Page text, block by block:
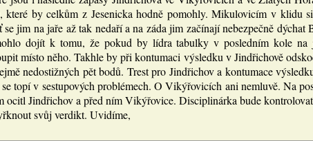
které by celkům z Jesenicka hodně pomohly. Mikulovicím v klidu
se jim na jaře až tak nedaří a na záda jim začínají nebezpečně dýchat
dojít k tomu, že pokud by lídra tabulky v posledním kole na
místo něho. Takhle by při kontumaci výsledku v Jindřichově
nedostižných pět bodů. Trest pro Jindřichov a kontumace
topí v sestupových problémech. O Vikýřovicích ani nemluvě. Na
ocitl Jindřichov a před ním Vikýřovice. Disciplinárka bude
svůj verdikt. Uvidíme,